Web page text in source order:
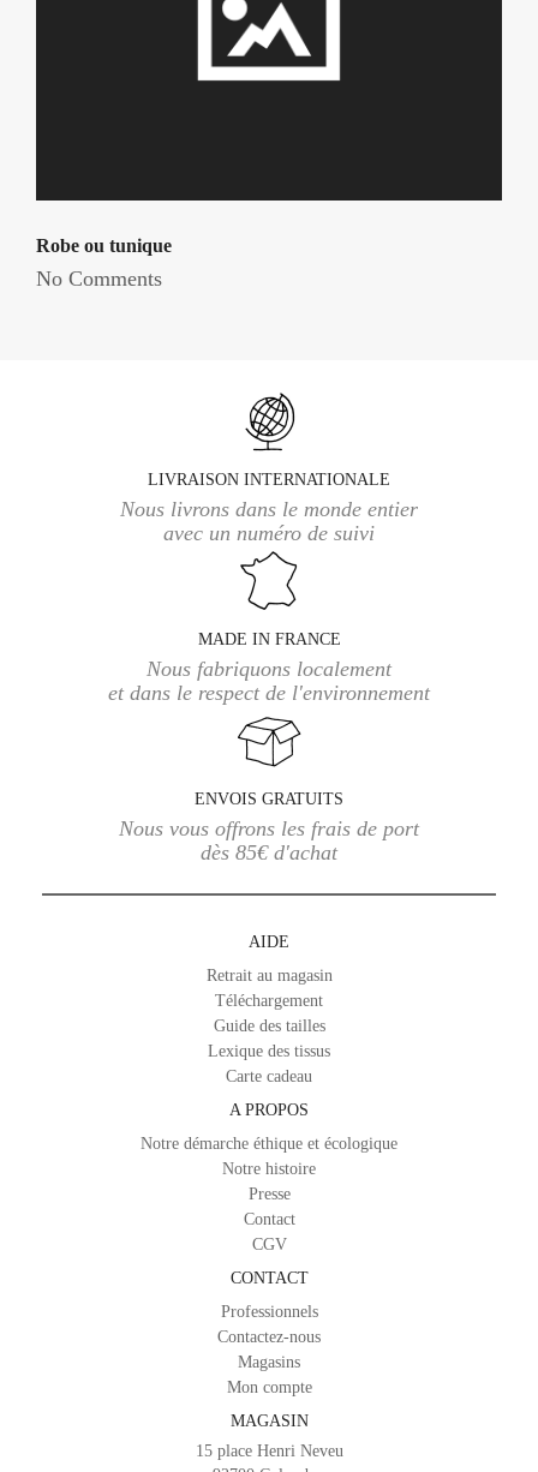
Robe ou tunique
No Comments
LIVRAISON INTERNATIONALE
Nous livrons dans le monde entier
avec un numéro de suivi
MADE IN FRANCE
Nous fabriquons localement
et dans le respect de l'environnement
ENVOIS GRATUITS
Nous vous offrons les frais de port
dès 85€ d'achat
AIDE
Retrait au magasin
Téléchargement
Guide des tailles
Lexique des tissus
Carte cadeau
A PROPOS
Notre démarche éthique et écologique
Notre histoire
Presse
Contact
CGV
CONTACT
Professionnels
Contactez-nous
Magasins
Mon compte
MAGASIN
15 place Henri Neveu